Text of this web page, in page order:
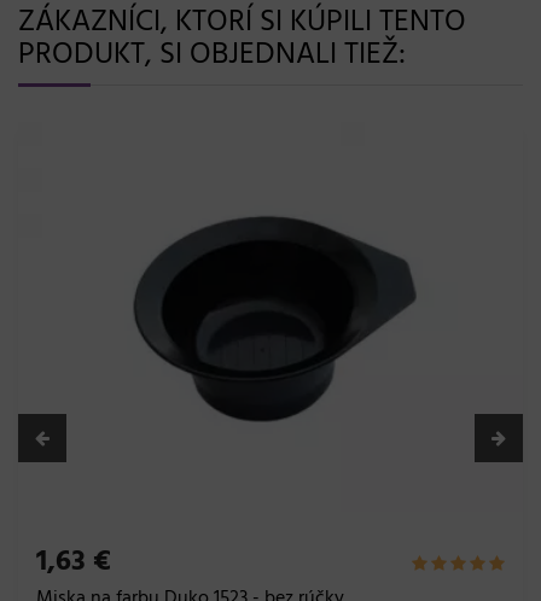
ZÁKAZNÍCI, KTORÍ SI KÚPILI TENTO
PRODUKT, SI OBJEDNALI TIEŽ:
1,63 €